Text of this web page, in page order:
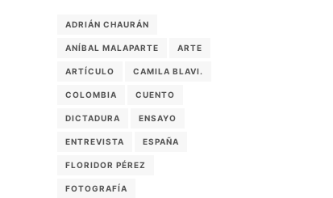
ADRIÁN CHAURÁN
ANÍBAL MALAPARTE ARTE
ARTÍCULO CAMILA BLAVI.
COLOMBIA CUENTO
DICTADURA ENSAYO
ENTREVISTA ESPAÑA
FLORIDOR PÉREZ
FOTOGRAFÍA